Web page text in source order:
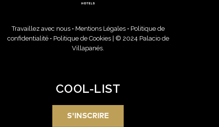
Travaillez avec nous • Mentions Légales • Politique de
confidentialité • Politique de Cookies| © 2024 Palacio de
Villapanés.
COOL-LIST
S'INSCRIRE